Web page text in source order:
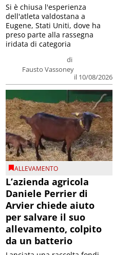
di
Fausto Vassoney
il 10/08/2026
Si è chiusa l'esperienza
dell'atleta valdostana a
Eugene, Stati Uniti, dove ha
preso parte alla rassegna
iridata di categoria
ALLEVAMENTO
L’azienda agricola
Daniele Perrier di
Arvier chiede aiuto
per salvare il suo
allevamento, colpito
da un batterio